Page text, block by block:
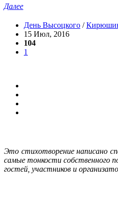
Далее
День Высоцкого /
15 Июл, 2016
104
1
Это стихотворение написано
самые тонкости собственного
гостей, участников и